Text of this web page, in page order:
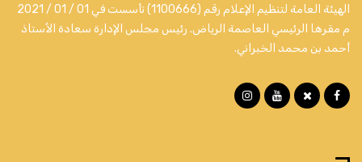
الهيئة العامة لتنظيم الإعلام رقم (1100666) تأسست في 01 / 01 / 2021
م مقرها الرئيسي العاصمة الرياض. رئيس مجلس الإدارة سعادة الأستاذ
أحمد بن محمد الخبراني.